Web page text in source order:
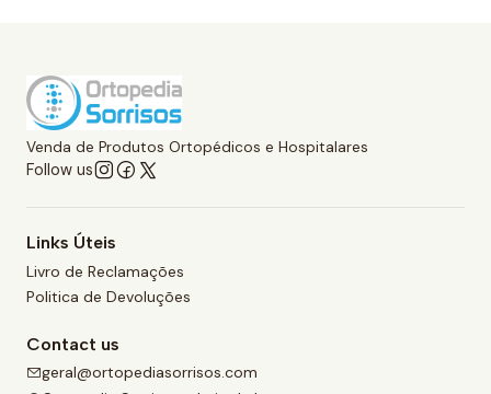
Venda de Produtos Ortopédicos e Hospitalares
Follow us
Links Úteis
Livro de Reclamações
Politica de Devoluções
Contact us
geral@ortopediasorrisos.com